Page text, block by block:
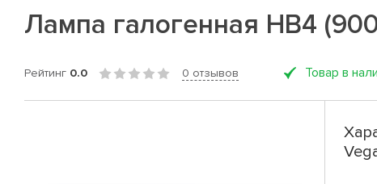
Лампа галогенная HB4
Рейтинг 0.0 0 отзывов Товар в